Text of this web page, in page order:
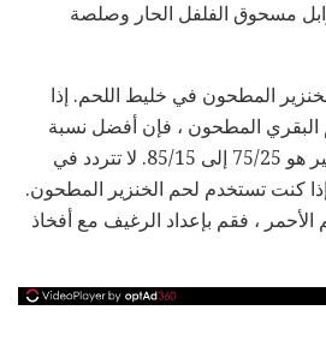
مسحوق الفلفل الحار وصلصة
المطحون في خليط اللحم. إذا
البقري المطحون ، فإن أفضل نسبة
لطعام اللحم اللذيذ والعصير هو 75/25 إلى 85/15. لا تتردد في
كنت تستخدم لحم الخنزير المطحون.
، فقم بإعداد الرغيف مع أفخاذ